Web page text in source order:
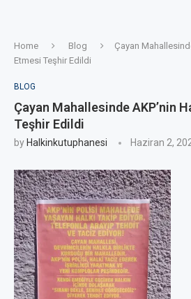
Home Blog
Çayan
Etmesi Teşhir Edildi
BLOG
Çayan Mahallesinde AKP’nin
Teşhir Edildi
by Halkinkutuphanesi Haziran 2,